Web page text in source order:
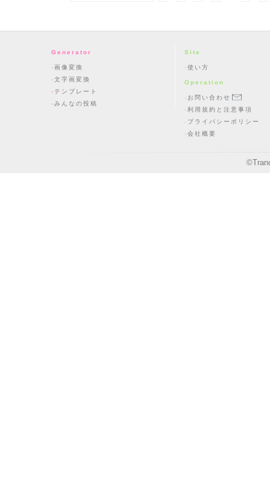
Generator
画像変換
文字画変換
テンプレート
みんなの投稿
Site
使い方
Operation
お問い合わせ
利用規約と注意事項
プライバシーポリシー
会社概要
©